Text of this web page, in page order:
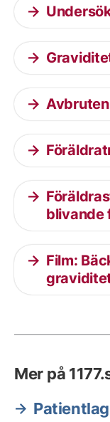
blivande
Film:
Mer på